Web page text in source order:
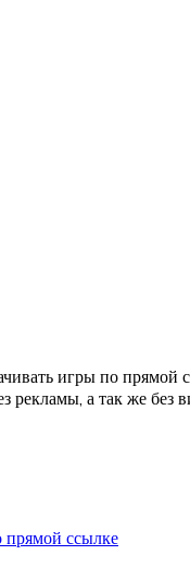
игры по прямой
рекламы, а так же без